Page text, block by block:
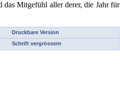
das Mitgefühl aller derer, die Jahr für
Druckbare Version
Schrift vergrössern